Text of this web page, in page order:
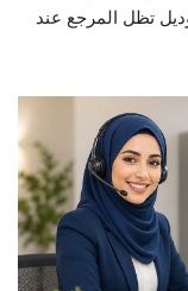
تظل المرجع عند